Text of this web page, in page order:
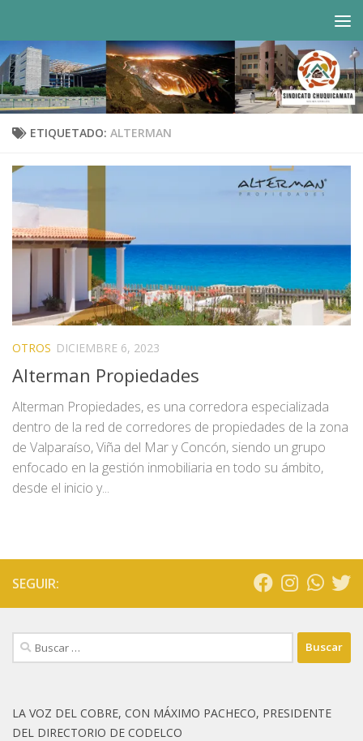
ETIQUETADO: ALTERMAN
OTROS DICIEMBRE 6, 2023
Alterman Propiedades
Alterman Propiedades, es una corredora especializada
dentro de la red de corredores de propiedades de la zona
de Valparaíso, Viña del Mar y Concón, siendo un grupo
enfocado en la gestión inmobiliaria en todo su ámbito,
desde el inicio y...
SEGUIR:
Buscar:
LA VOZ DEL COBRE, CON MÁXIMO PACHECO, PRESIDENTE
DEL DIRECTORIO DE CODELCO